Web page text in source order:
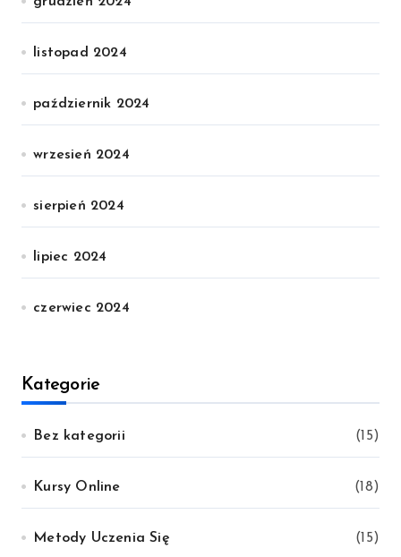
listopad 2024
październik 2024
wrzesień 2024
sierpień 2024
lipiec 2024
czerwiec 2024
Kategorie
Bez kategorii (15)
Kursy Online (18)
Metody Uczenia Się (15)